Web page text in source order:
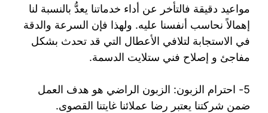
مواعيد دقيقة فالتأخر عن أداء خدماتنا يعدُّ بالنسبة لنا
إهمالاً نحاسب أنفسنا عليه. ولهذا فإن السرعة والدقة
في الاستجابة لتلافي الأعطال التي قد تحدث بشكل
مفاجئ و إصلاح فني ستلايت الدسمة.
5- احترام الزبون: الزبون الراضي هو هدف العمل
ضمن شركتنا يعتبر رضا عملائنا غايتنا القصوى.